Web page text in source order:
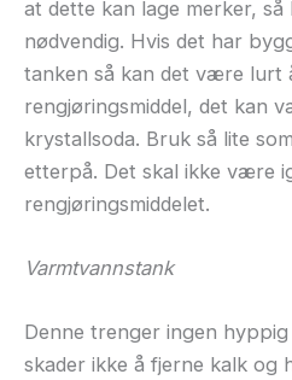
at dette kan lage merker,
nødvendig. Hvis det har
tanken så kan det være lurt
rengjøringsmiddel, det kan
krystallsoda. Bruk så lite
etterpå. Det skal ikke være
rengjøringsmiddelet.
Varmtvannstank
Denne trenger ingen
skader ikke å fjerne kalk og